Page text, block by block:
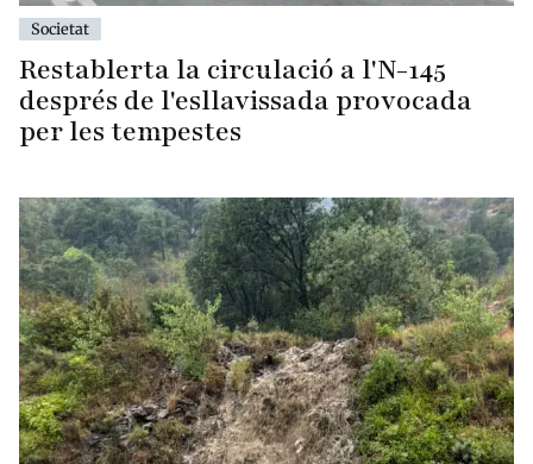
Societat
Restablerta la circulació a l'N-145
després de l'esllavissada provocada
per les tempestes